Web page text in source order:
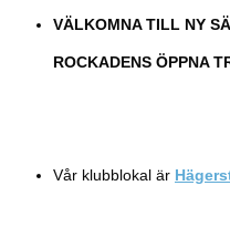
VÄLKOMNA TILL NY
ROCKADENS ÖPPNA
Vår klubblokal är